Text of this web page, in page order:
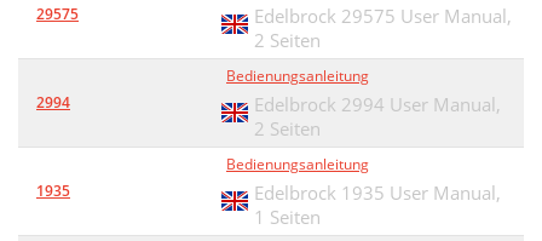
29575
Edelbrock 29575 User Manual,
2 Seiten
2994
Bedienungsanleitung
Edelbrock 2994 User Manual,
2 Seiten
1935
Bedienungsanleitung
Edelbrock 1935 User Manual,
1 Seiten